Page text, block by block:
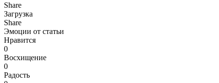
Share
Загрузка
Share
Эмоции от статьи
Нравится
0
Восхищение
0
Радость